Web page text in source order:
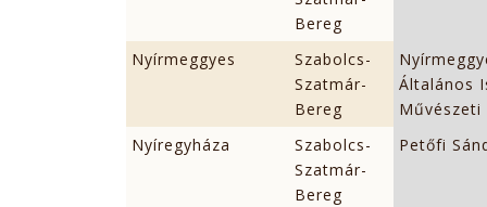
Bereg
Nyírmeggyes
Szabolcs-
Szatmár-
Bereg
Általános
Művészeti
Nyíregyháza
Szabolcs-
Szatmár-
Bereg
Petőfi